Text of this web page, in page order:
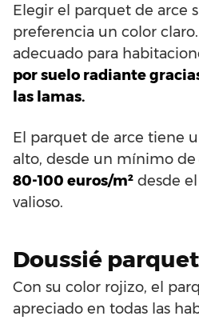
Elegir el parquet de arce
preferencia un color
adecuado para
por suelo radiante
las lamas.
El parquet de arce tiene
alto, desde un mínimo de
80-100 euros/m² desde
valioso.
Doussié parquet
Con su color rojizo, el
apreciado en todas las